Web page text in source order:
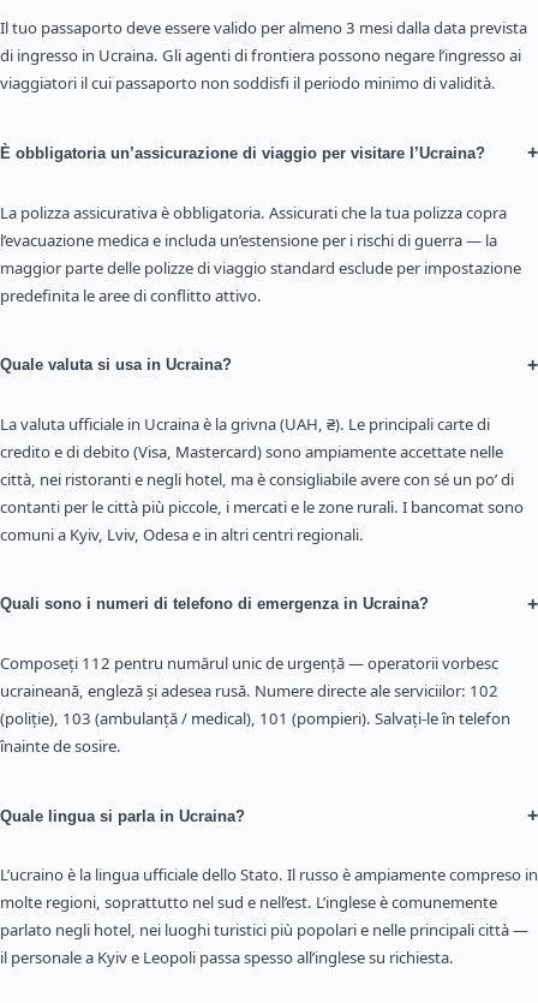
Il tuo passaporto deve essere valido per almeno 3 mesi dalla data prevista
di ingresso in Ucraina. Gli agenti di frontiera possono negare l’ingresso ai
viaggiatori il cui passaporto non soddisfi il periodo minimo di validità.
È obbligatoria un’assicurazione di viaggio per visitare l’Ucraina? +
La polizza assicurativa è obbligatoria. Assicurati che la tua polizza copra
l’evacuazione medica e includa un’estensione per i rischi di guerra — la
maggior parte delle polizze di viaggio standard esclude per impostazione
predefinita le aree di conflitto attivo.
Quale valuta si usa in Ucraina? +
La valuta ufficiale in Ucraina è la grivna (UAH, ₴). Le principali carte di
credito e di debito (Visa, Mastercard) sono ampiamente accettate nelle
città, nei ristoranti e negli hotel, ma è consigliabile avere con sé un po’ di
contanti per le città più piccole, i mercati e le zone rurali. I bancomat sono
comuni a Kyiv, Lviv, Odesa e in altri centri regionali.
Quali sono i numeri di telefono di emergenza in Ucraina? +
Composeți 112 pentru numărul unic de urgență — operatorii vorbesc
ucraineană, engleză și adesea rusă. Numere directe ale serviciilor: 102
(poliție), 103 (ambulanță / medical), 101 (pompieri). Salvați-le în telefon
înainte de sosire.
Quale lingua si parla in Ucraina? +
L’ucraino è la lingua ufficiale dello Stato. Il russo è ampiamente compreso in
molte regioni, soprattutto nel sud e nell’est. L’inglese è comunemente
parlato negli hotel, nei luoghi turistici più popolari e nelle principali città —
il personale a Kyiv e Leopoli passa spesso all’inglese su richiesta.